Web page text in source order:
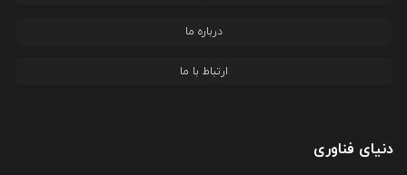
درباره ما
ارتباط با ما
دنیای فناوری